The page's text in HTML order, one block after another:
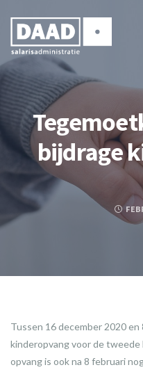
bijdrage
Tussen 16 december 2020
kinderopvang voor de
opvang is ook na 8 februari